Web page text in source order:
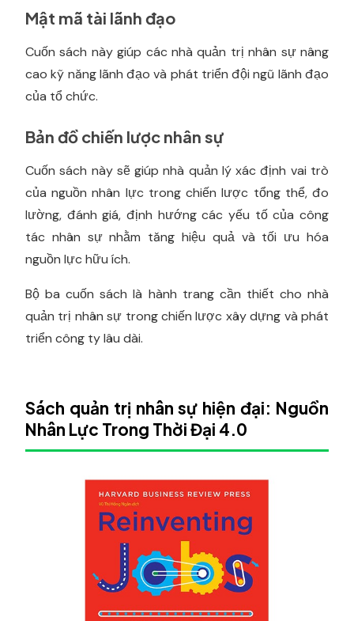
Mật mã tài lãnh đạo
Cuốn sách này giúp các nhà quản trị nhân sự nâng
cao kỹ năng lãnh đạo và phát triển đội ngũ lãnh đạo
của tổ chức.
Bản đồ chiến lược nhân sự
Cuốn sách này sẽ giúp nhà quản lý xác định vai trò
của nguồn nhân lực trong chiến lược tổng thể, đo
lường, đánh giá, định hướng các yếu tố của công
tác nhân sự nhằm tăng hiệu quả và tối ưu hóa
nguồn lực hữu ích.
Bộ ba cuốn sách là hành trang cần thiết cho nhà
quản trị nhân sự trong chiến lược xây dựng và phát
triển công ty lâu dài.
Sách quản trị nhân sự hiện đại: Nguồn
Nhân Lực Trong Thời Đại 4.0